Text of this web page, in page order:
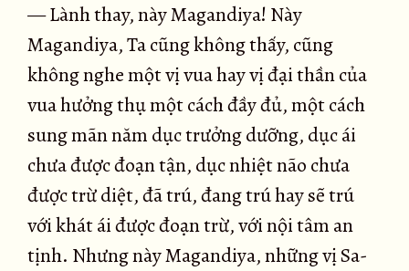
— Lành thay, này Magandiya! Này
Magandiya, Ta cũng không thấy, cũng
không nghe một vị vua hay vị đại thần của
vua hưởng thụ một cách đầy đủ, một cách
sung mãn năm dục trưởng dưỡng, dục ái
chưa được đoạn tận, dục nhiệt não chưa
được trừ diệt, đã trú, đang trú hay sẽ trú
với khát ái được đoạn trừ, với nội tâm an
tịnh. Nhưng này Magandiya, những vị Sa-